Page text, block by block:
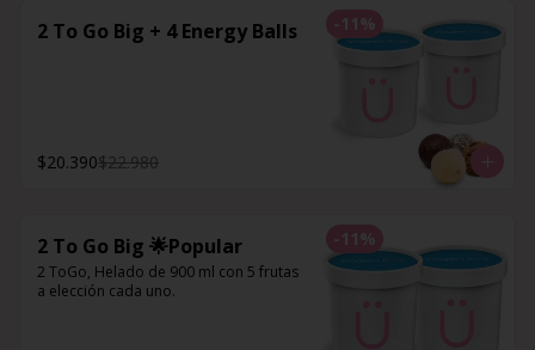
-11 %
2 To Go Big + 4 Energy Balls
$20.390$22.980
-11 %
2 To Go Big 🌟Popular
2 ToGo, Helado de 900 ml con 5 frutas
a elección cada uno.